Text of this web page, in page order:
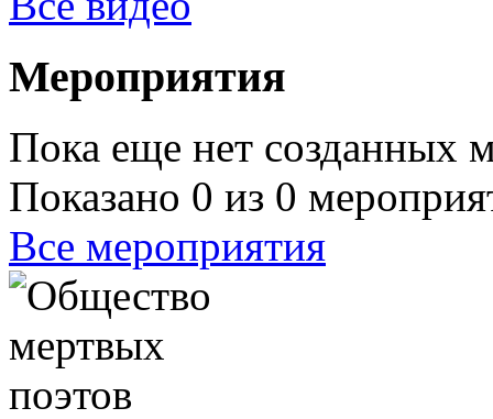
Мероприятия
Пока еще нет созданных
Показано 0 из 0
Все мероприятия